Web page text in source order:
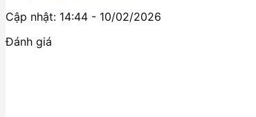
Cập nhật: 14:44 - 10/02/2026
Đánh giá